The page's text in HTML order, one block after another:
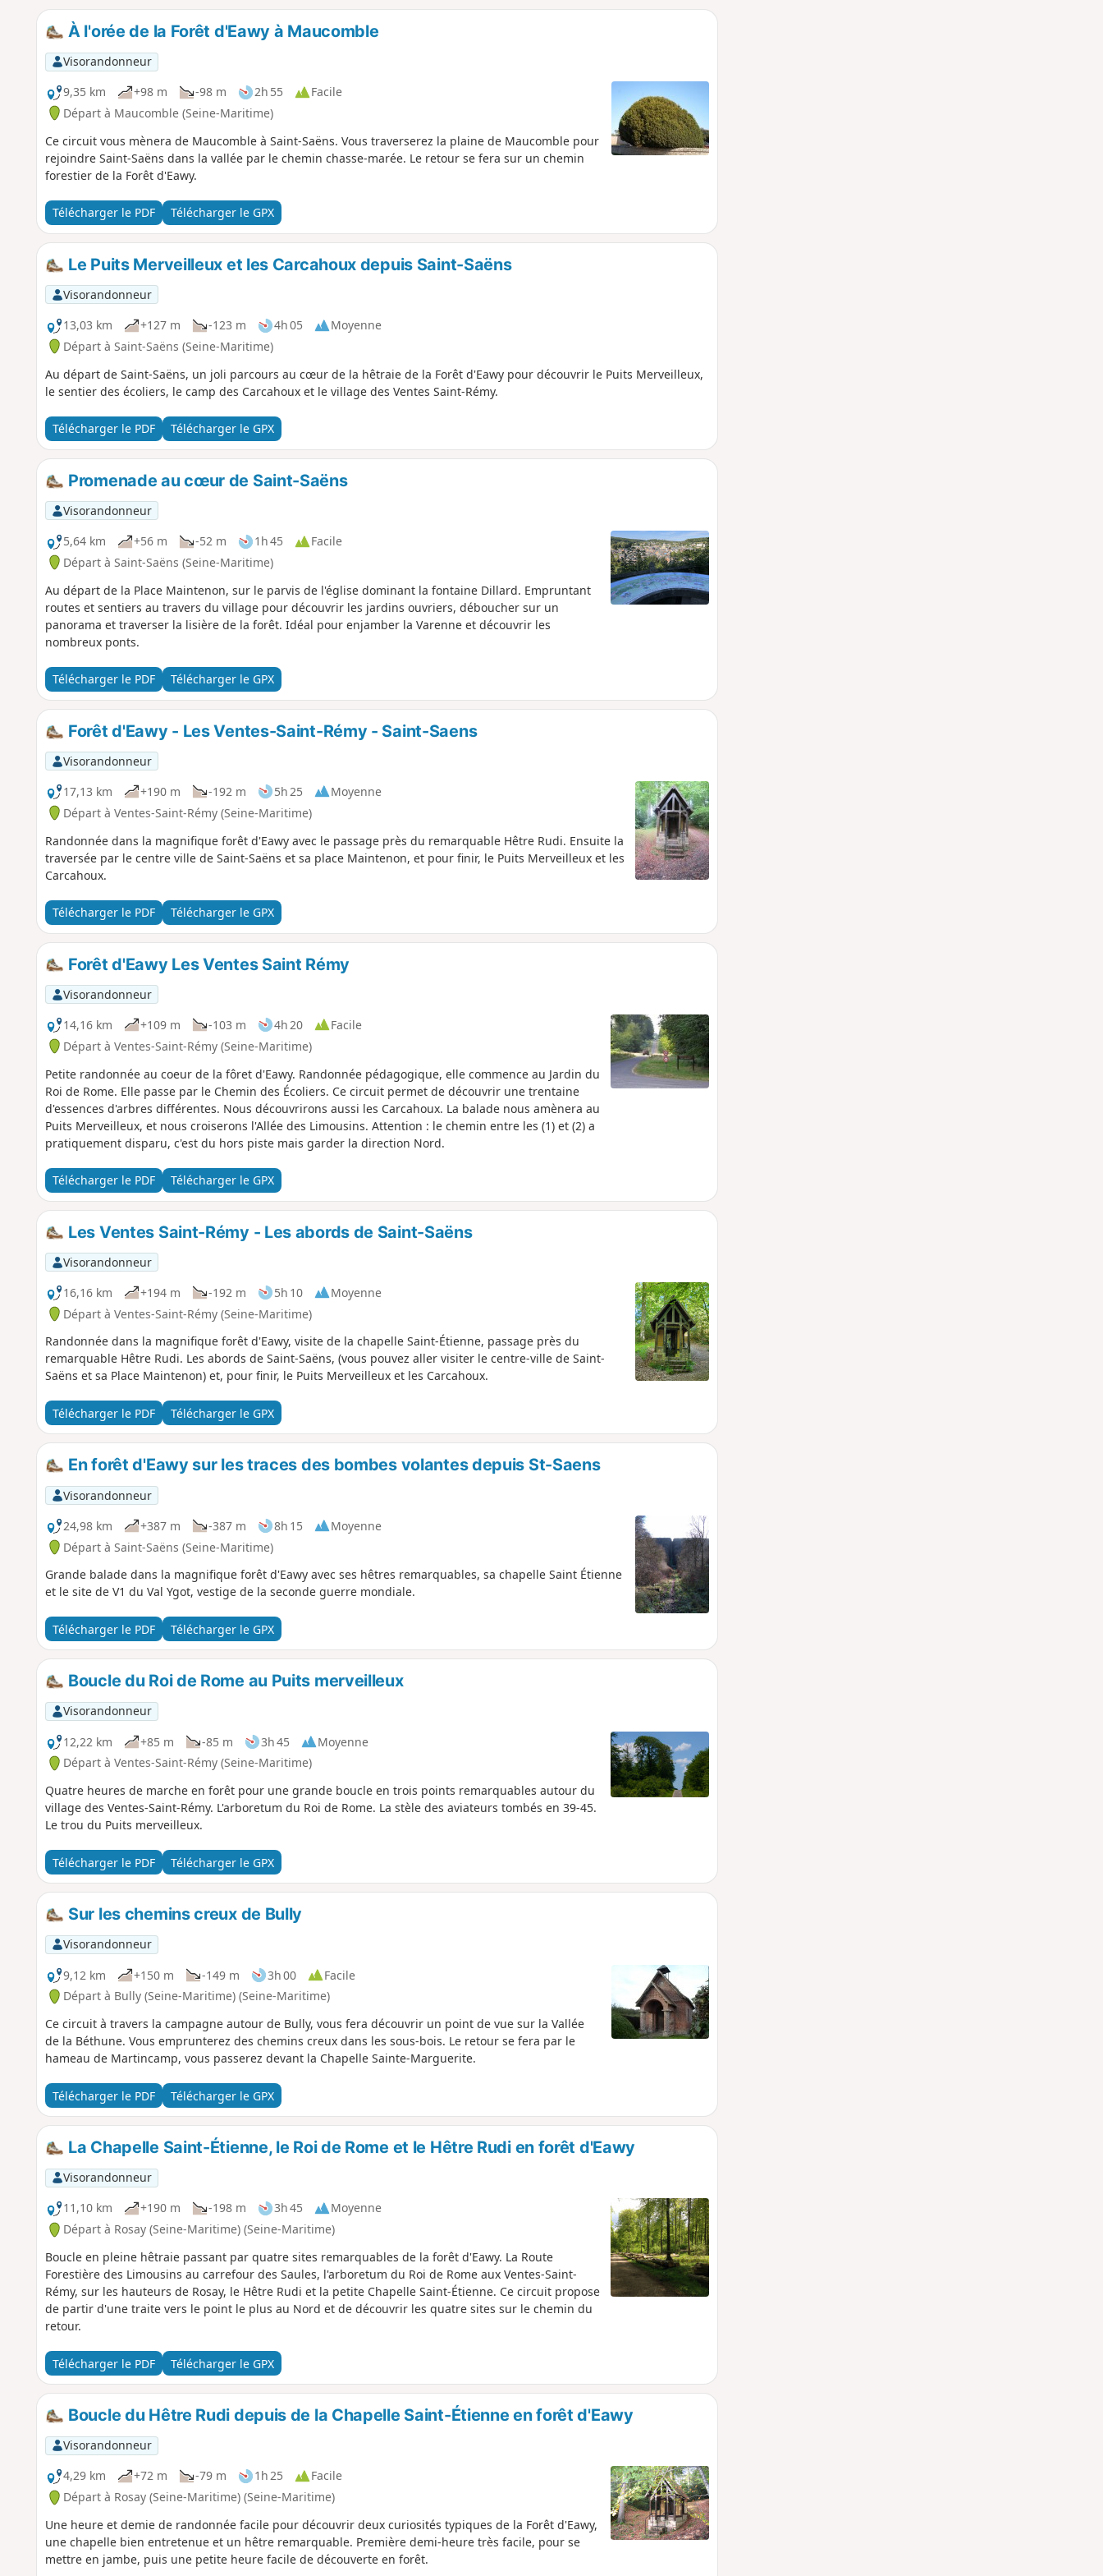
À l'orée de la Forêt d'Eawy à Maucomble
Visorandonneur
9,35 km
+98 m -98 m 2h 55
Facile
Départ à Maucomble (Seine-Maritime)
Ce circuit vous mènera de Maucomble à Saint-Saëns. Vous traverserez la plaine de Maucomble pour
rejoindre Saint-Saëns dans la vallée par le chemin chasse-marée. Le retour se fera sur un chemin
forestier de la Forêt d'Eawy.
Télécharger le PDF Télécharger le GPX
Le Puits Merveilleux et les Carcahoux depuis Saint-Saëns
Visorandonneur
13,03 km
+127 m -123 m 4h 05
Moyenne
Départ à Saint-Saëns (Seine-Maritime)
Au départ de Saint-Saëns, un joli parcours au cœur de la hêtraie de la Forêt d'Eawy pour découvrir le Puits Merveilleux,
le sentier des écoliers, le camp des Carcahoux et le village des Ventes Saint-Rémy.
Télécharger le PDF Télécharger le GPX
Promenade au cœur de Saint-Saëns
Visorandonneur
5,64 km
+56 m -52 m 1h 45
Facile
Départ à Saint-Saëns (Seine-Maritime)
Au départ de la Place Maintenon, sur le parvis de l'église dominant la fontaine Dillard. Empruntant
routes et sentiers au travers du village pour découvrir les jardins ouvriers, déboucher sur un
panorama et traverser la lisière de la forêt. Idéal pour enjamber la Varenne et découvrir les
nombreux ponts.
Télécharger le PDF Télécharger le GPX
Forêt d'Eawy - Les Ventes-Saint-Rémy - Saint-Saens
Visorandonneur
17,13 km
+190 m -192 m 5h 25
Moyenne
Départ à Ventes-Saint-Rémy (Seine-Maritime)
Randonnée dans la magnifique forêt d'Eawy avec le passage près du remarquable Hêtre Rudi. Ensuite la
traversée par le centre ville de Saint-Saëns et sa place Maintenon, et pour finir, le Puits Merveilleux et les
Carcahoux.
Télécharger le PDF Télécharger le GPX
Forêt d'Eawy Les Ventes Saint Rémy
Visorandonneur
14,16 km
+109 m -103 m 4h 20
Facile
Départ à Ventes-Saint-Rémy (Seine-Maritime)
Petite randonnée au coeur de la fôret d'Eawy. Randonnée pédagogique, elle commence au Jardin du
Roi de Rome. Elle passe par le Chemin des Écoliers. Ce circuit permet de découvrir une trentaine
d'essences d'arbres différentes. Nous découvrirons aussi les Carcahoux. La balade nous amènera au
Puits Merveilleux, et nous croiserons l'Allée des Limousins. Attention : le chemin entre les (1) et (2) a
pratiquement disparu, c'est du hors piste mais garder la direction Nord.
Télécharger le PDF Télécharger le GPX
Les Ventes Saint-Rémy - Les abords de Saint-Saëns
Visorandonneur
16,16 km
+194 m -192 m 5h 10
Moyenne
Départ à Ventes-Saint-Rémy (Seine-Maritime)
Randonnée dans la magnifique forêt d'Eawy, visite de la chapelle Saint-Étienne, passage près du
remarquable Hêtre Rudi. Les abords de Saint-Saëns, (vous pouvez aller visiter le centre-ville de Saint-
Saëns et sa Place Maintenon) et, pour finir, le Puits Merveilleux et les Carcahoux.
Télécharger le PDF Télécharger le GPX
En forêt d'Eawy sur les traces des bombes volantes depuis St-Saens
Visorandonneur
24,98 km
+387 m -387 m 8h 15
Moyenne
Départ à Saint-Saëns (Seine-Maritime)
Grande balade dans la magnifique forêt d'Eawy avec ses hêtres remarquables, sa chapelle Saint Étienne
et le site de V1 du Val Ygot, vestige de la seconde guerre mondiale.
Télécharger le PDF Télécharger le GPX
Boucle du Roi de Rome au Puits merveilleux
Visorandonneur
12,22 km
+85 m -85 m 3h 45
Moyenne
Départ à Ventes-Saint-Rémy (Seine-Maritime)
Quatre heures de marche en forêt pour une grande boucle en trois points remarquables autour du
village des Ventes-Saint-Rémy. L'arboretum du Roi de Rome. La stèle des aviateurs tombés en 39-45.
Le trou du Puits merveilleux.
Télécharger le PDF Télécharger le GPX
Sur les chemins creux de Bully
Visorandonneur
9,12 km
+150 m -149 m 3h 00
Facile
Départ à Bully (Seine-Maritime) (Seine-Maritime)
Ce circuit à travers la campagne autour de Bully, vous fera découvrir un point de vue sur la Vallée
de la Béthune. Vous emprunterez des chemins creux dans les sous-bois. Le retour se fera par le
hameau de Martincamp, vous passerez devant la Chapelle Sainte-Marguerite.
Télécharger le PDF Télécharger le GPX
La Chapelle Saint-Étienne, le Roi de Rome et le Hêtre Rudi en forêt d'Eawy
Visorandonneur
11,10 km
+190 m -198 m 3h 45
Moyenne
Départ à Rosay (Seine-Maritime) (Seine-Maritime)
Boucle en pleine hêtraie passant par quatre sites remarquables de la forêt d'Eawy. La Route
Forestière des Limousins au carrefour des Saules, l'arboretum du Roi de Rome aux Ventes-Saint-
Rémy, sur les hauteurs de Rosay, le Hêtre Rudi et la petite Chapelle Saint-Étienne. Ce circuit propose
de partir d'une traite vers le point le plus au Nord et de découvrir les quatre sites sur le chemin du
retour.
Télécharger le PDF Télécharger le GPX
Boucle du Hêtre Rudi depuis de la Chapelle Saint-Étienne en forêt d'Eawy
Visorandonneur
4,29 km
+72 m -79 m 1h 25
Facile
Départ à Rosay (Seine-Maritime) (Seine-Maritime)
Une heure et demie de randonnée facile pour découvrir deux curiosités typiques de la Forêt d'Eawy,
une chapelle bien entretenue et un hêtre remarquable. Première demi-heure très facile, pour se
mettre en jambe, puis une petite heure facile de découverte en forêt.